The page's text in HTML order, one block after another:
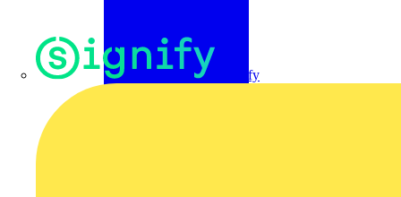
Signify